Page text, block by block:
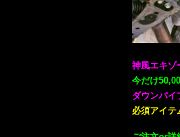
神風エキゾ
今だけ
ダウンパイ
必須アイ